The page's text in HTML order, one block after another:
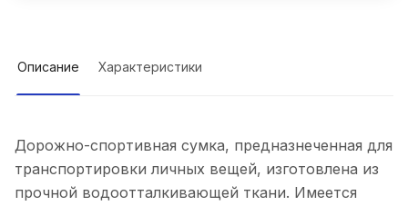
Описание Характеристики
Дорожно-спортивная сумка, предназнеченная для
транспортировки личных вещей, изготовлена из
прочной водоотталкивающей ткани. Имеется